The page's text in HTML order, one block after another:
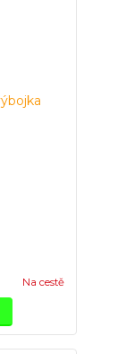
Na cestě